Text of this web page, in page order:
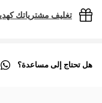
تغليف مشترياتك
هل تحتاج إلى مساعدة؟